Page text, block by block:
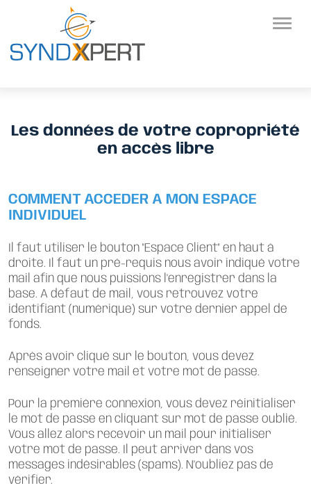
Les données de votre copropriété
en accès libre
COMMENT ACCEDER A MON ESPACE
INDIVIDUEL
Il faut utiliser le bouton "Espace Client" en haut à
droite. Il faut un pré-requis nous avoir indiqué votre
mail afin que nous puissions l'enregistrer dans la
base. A défaut de mail, vous retrouvez votre
identifiant (numérique) sur votre dernier appel de
fonds.
Après avoir cliqué sur le bouton, vous devez
renseigner votre mail et votre mot de passe.
Pour la première connexion, vous devez réinitialiser
le mot de passe en cliquant sur mot de passe oublié.
Vous allez alors recevoir un mail pour initialiser
votre mot de passe. Il peut arriver dans vos
messages indésirables (spams). N'oubliez pas de
vérifier.